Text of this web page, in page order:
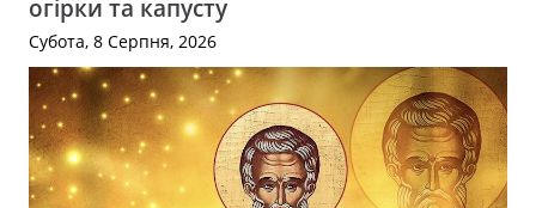
огірки та капусту
Субота, 8 Серпня, 2026